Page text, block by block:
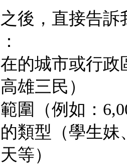
後，直接告
的城市或行
雄三民）
圍（例如：
類型（學生
等）